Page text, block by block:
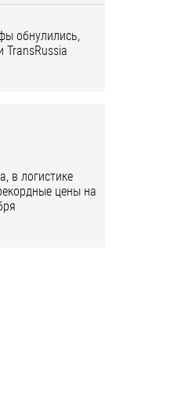
обнулились,
TransRussia
в логистике
цены на